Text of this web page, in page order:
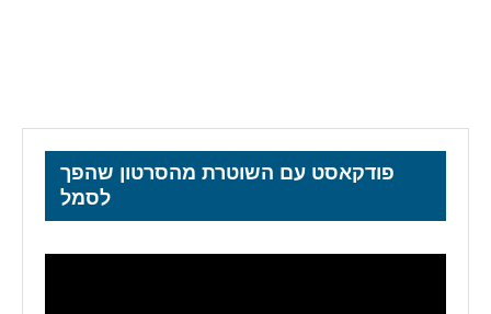
פודקאסט עם השוטרת מהסרטון שהפך
לסמל